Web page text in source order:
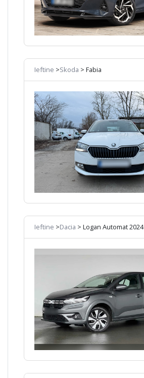
Ieftine >Skoda > Fabia
Ieftine >Dacia > Logan Automat 2024